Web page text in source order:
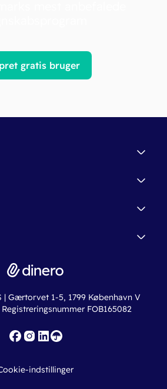
gratis bruger
| Gærtorvet 1-5, 1799 København V
Registreringsnummer FOB165082
indstillinger